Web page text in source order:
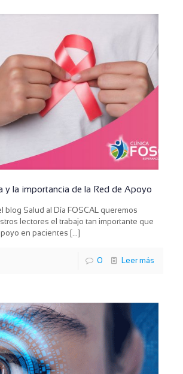
y la importancia de la Red de Apoyo
blog Salud al Día FOSCAL queremos
lectores el trabajo tan importante que
en pacientes […]
0 Leer más